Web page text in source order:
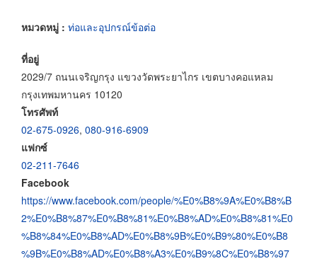
หมวดหมู่ : ท่อและอุปกรณ์ข้อต่อ
ที่อยู่
2029/7 ถนนเจริญกรุง แขวงวัดพระยาไกร เขตบางคอแหลม
กรุงเทพมหานคร 10120
โทรศัพท์
02-675-0926, 080-916-6909
แฟกซ์
02-211-7646
Facebook
https://www.facebook.com/people/%E0%B8%9A%E0%B8%B
2%E0%B8%87%E0%B8%81%E0%B8%AD%E0%B8%81%E0
%B8%84%E0%B8%AD%E0%B8%9B%E0%B9%80%E0%B8
%9B%E0%B8%AD%E0%B8%A3%E0%B9%8C%E0%B8%97